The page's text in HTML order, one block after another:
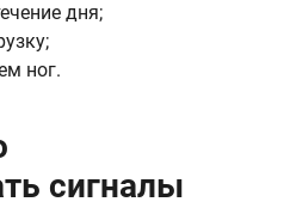
дня;
ног.
сигналы